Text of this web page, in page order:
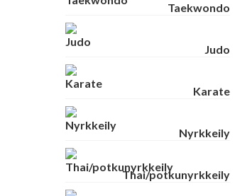
Taekwondo
Judo
Karate
Nyrkkeily
Thai/potkunyrkkeily